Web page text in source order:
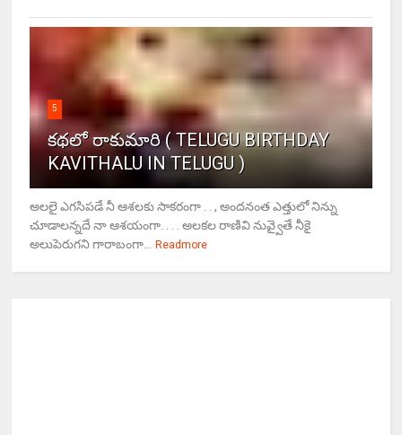
5
కథలో రాకుమారి ( TELUGU BIRTHDAY
KAVITHALU IN TELUGU )
అలలై ఎగసిపడే నీ ఆశలకు సాకరంగా . . , అందనంత ఎత్తులో నిన్ను
చూడాలన్నదే నా ఆశయంగా. . . . అలకల రాణివి నువ్వైతే నీకై
అలుపెరుగని గారాబంగా...
Readmore